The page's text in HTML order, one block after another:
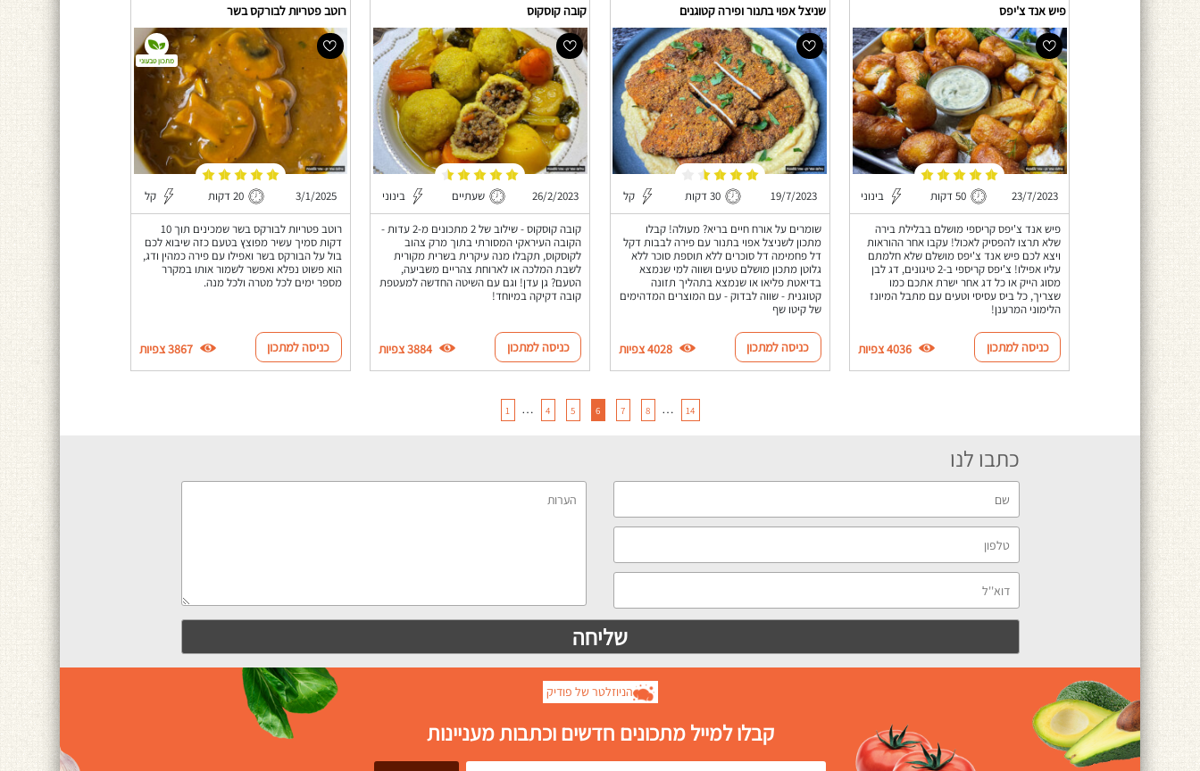
פיש אנד צ'יפס
23/7/2023 50 דקות בינוני
פיש אנד צ'יפס קריספי מושלם בבלילת בירה
שלא תרצו להפסיק לאכול! עקבו אחר ההוראות
ויצא לכם פיש אנד צ'יפס מושלם שלא חלמתם
עליו אפילו! צ'יפס קריספי ב-2 טיגונים, דג לבן
מסוג הייק או כל דג אחר ישרת אתכם כמו
שצריך, כל ביס עסיסי וטעים עם מתבל המיונז
הלימוני המרענן!
כניסה למתכון 4036 צפיות
שניצל אפוי בתנור ופירה קטוגנים
19/7/2023 30 דקות קל
שומרים על אורח חיים בריא? מעולה! קבלו
מתכון לשניצל אפוי בתנור עם פירה לבבות דקל
דל פחמימה דל סוכרים ללא תוספת סוכר ללא
גלוטן מתכון מושלם טעים ושווה למי שנמצא
בדיאטת פליאו או שנמצא בתהליך תזונה
קטוגנית - שווה לבדוק - עם המוצרים המדהימים
של קיטו שף
כניסה למתכון 4028 צפיות
קובה קוסקוס
26/2/2023 שעתיים בינוני
קובה קוסקוס - שילוב של 2 מתכונים מ-2 עדות -
הקובה העיראקי המסורתי בתוך מרק צהוב
לקוסקוס, תקבלו מנה עיקרית בשרית מקורית
לשבת המלכה או לארוחת צהריים משביעה,
הטעם? גן עדן! וגם עם השיטה החדשה למעטפת
קובה דקיקה במיוחד!
כניסה למתכון 3884 צפיות
רוטב פטריות לבורקס בשר
3/1/2025 20 דקות קל
רוטב פטריות לבורקס בשר שמכינים תוך 10
דקות סמיך עשיר מפוצץ בטעם כזה שיבוא לכם
בול על הבורקס בשר ואפילו עם פירה כמהין ודג,
הוא פשוט נפלא ואפשר לשמור אותו במקרר
מספר ימים לכל מטרה ולכל מנה.
מתכון טבעוני
כניסה למתכון 3867 צפיות
1 … 4 5 6 7 8 … 14
כתבו לנו
הניוזלטר של פודיק
קבלו למייל מתכונים חדשים וכתבות מעניינות